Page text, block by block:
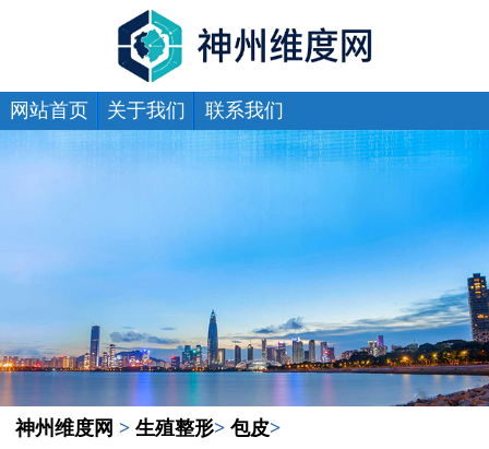
网站首页 关于我们 联系我们
神州维度网 > 生殖整形> 包皮>